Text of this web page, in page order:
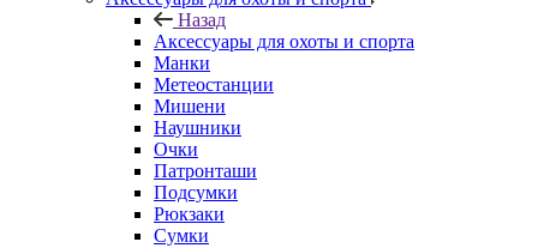
Назад
Аксессуары для охоты и спорта
Манки
Метеостанции
Мишени
Наушники
Очки
Патронташи
Подсумки
Рюкзаки
Сумки